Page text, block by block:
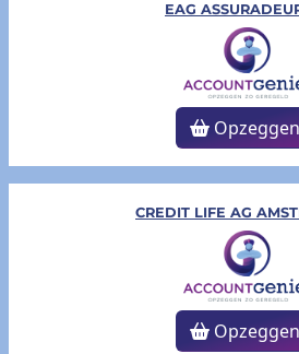
EAG
Opzeggen
CREDIT LIFE AG
Opzeggen